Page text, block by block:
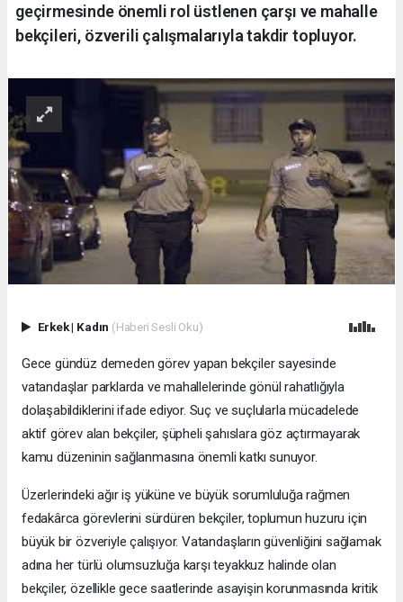
geçirmesinde önemli rol üstlenen çarşı ve mahalle
bekçileri, özverili çalışmalarıyla takdir topluyor.
Erkek| Kadın (Haberi Sesli Oku)
Gece gündüz demeden görev yapan bekçiler sayesinde
vatandaşlar parklarda ve mahallelerinde gönül rahatlığıyla
dolaşabildiklerini ifade ediyor. Suç ve suçlularla mücadelede
aktif görev alan bekçiler, şüpheli şahıslara göz açtırmayarak
kamu düzeninin sağlanmasına önemli katkı sunuyor.
Üzerlerindeki ağır iş yüküne ve büyük sorumluluğa rağmen
fedakârca görevlerini sürdüren bekçiler, toplumun huzuru için
büyük bir özveriyle çalışıyor. Vatandaşların güvenliğini sağlamak
adına her türlü olumsuzluğa karşı teyakkuz halinde olan
bekçiler, özellikle gece saatlerinde asayişin korunmasında kritik